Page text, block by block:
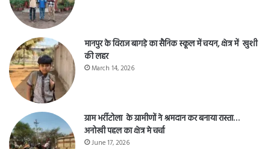
मानपुर के विराज बागड़े का सैनिक स्कूल में चयन, क्षेत्र में खुशी
की लहर
March 14, 2026
ग्राम भर्रीटोला के ग्रामीणों ने श्रमदान कर बनाया रास्ता…
अनोखी पहल का क्षेत्र मे चर्चा
June 17, 2026